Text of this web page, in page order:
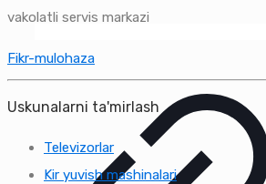
vakolatli servis markazi
Fikr-mulohaza
Uskunalarni ta'mirlash
Televizorlar
Kir yuvish mashinalari